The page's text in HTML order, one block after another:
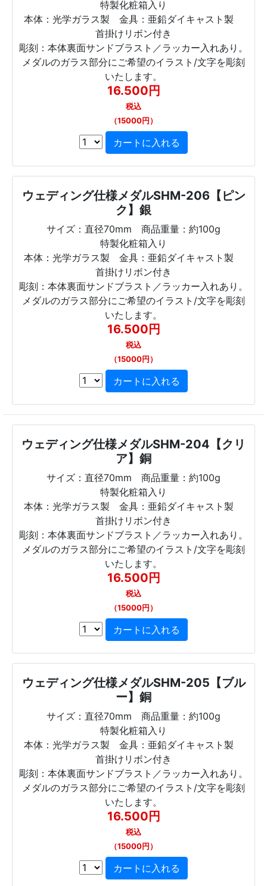
特製化粧箱入り
本体：光学ガラス製 金具：亜鉛ダイキャスト製
首掛けリボン付き
彫刻：本体裏面サンドブラスト／ラッカー入れあり。
メダルのガラス部分にご希望のイラスト/文字を彫刻
いたします。
16.500円
税込
（15000円）
ウェディング仕様メダルSHM-206【ピン
ク】銀
サイズ：直径70mm 商品重量：約100g
特製化粧箱入り
本体：光学ガラス製 金具：亜鉛ダイキャスト製
首掛けリボン付き
彫刻：本体裏面サンドブラスト／ラッカー入れあり。
メダルのガラス部分にご希望のイラスト/文字を彫刻
いたします。
16.500円
税込
（15000円）
ウェディング仕様メダルSHM-204【クリ
ア】銅
サイズ：直径70mm 商品重量：約100g
特製化粧箱入り
本体：光学ガラス製 金具：亜鉛ダイキャスト製
首掛けリボン付き
彫刻：本体裏面サンドブラスト／ラッカー入れあり。
メダルのガラス部分にご希望のイラスト/文字を彫刻
いたします。
16.500円
税込
（15000円）
ウェディング仕様メダルSHM-205【ブル
ー】銅
サイズ：直径70mm 商品重量：約100g
特製化粧箱入り
本体：光学ガラス製 金具：亜鉛ダイキャスト製
首掛けリボン付き
彫刻：本体裏面サンドブラスト／ラッカー入れあり。
メダルのガラス部分にご希望のイラスト/文字を彫刻
いたします。
16.500円
税込
（15000円）